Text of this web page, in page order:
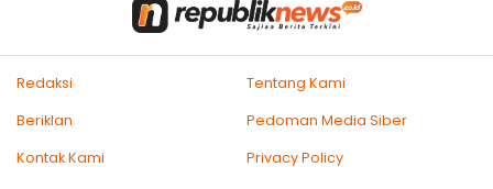
Redaksi
Tentang Kami
Beriklan
Pedoman Media Siber
Kontak Kami
Privacy Policy